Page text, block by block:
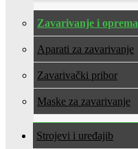
Zavarivanje i oprema
Aparati za zavarivanje
Zavarivački pribor
Maske za zavarivanje
Strojevi i uređaji